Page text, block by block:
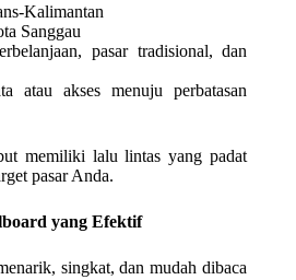
Kalimantan
Sanggau
pasar tradisional, dan
atau akses menuju perbatasan
memiliki lalu lintas yang padat
pasar Anda.
yang Efektif
singkat, dan mudah dibaca